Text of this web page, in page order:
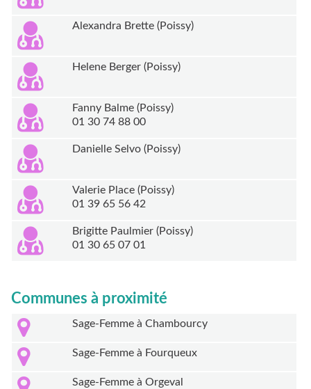
Alexandra Brette (Poissy)
Helene Berger (Poissy)
Fanny Balme (Poissy)
01 30 74 88 00
Danielle Selvo (Poissy)
Valerie Place (Poissy)
01 39 65 56 42
Brigitte Paulmier (Poissy)
01 30 65 07 01
Communes à proximité
Sage-Femme à Chambourcy
Sage-Femme à Fourqueux
Sage-Femme à Orgeval